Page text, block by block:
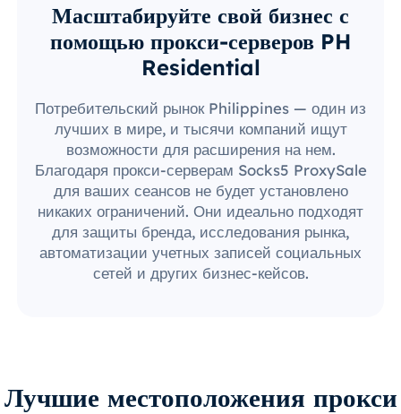
Масштабируйте свой бизнес с
помощью прокси-серверов PH
Residential
Потребительский рынок Philippines — один из
лучших в мире, и тысячи компаний ищут
возможности для расширения на нем.
Благодаря прокси-серверам Socks5 ProxySale
для ваших сеансов не будет установлено
никаких ограничений. Они идеально подходят
для защиты бренда, исследования рынка,
автоматизации учетных записей социальных
сетей и других бизнес-кейсов.
Лучшие местоположения прокси